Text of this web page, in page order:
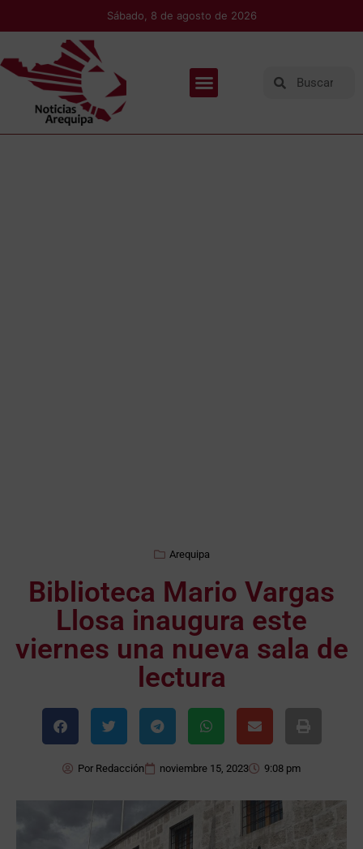
Sábado, 8 de agosto de 2026
Arequipa
Biblioteca Mario Vargas
Llosa inaugura este
viernes una nueva sala de
lectura
Por Redacción noviembre 15, 2023 9:08 pm